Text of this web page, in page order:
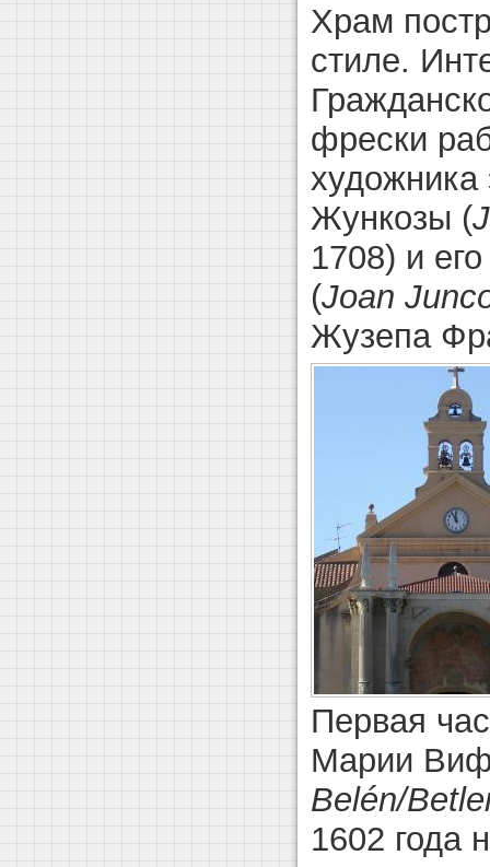
Храм
стиле.
фрески
Жункозы (
1708) и
(Joan
Жузепа
Первая
Марии
Belén/
1602 года